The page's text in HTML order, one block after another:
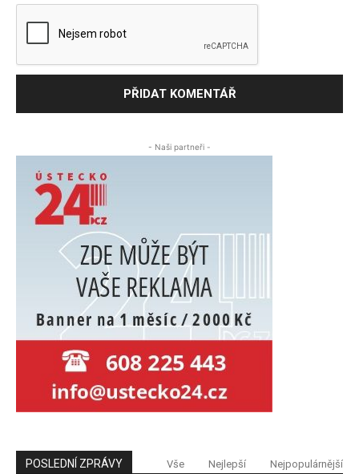
- Naši partneři -
POSLEDNÍ ZPRÁVY Vše Nejlepší Nejpopulárnější